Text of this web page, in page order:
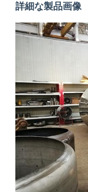
詳細な製品画像